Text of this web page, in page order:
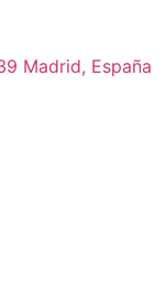
Madrid, España